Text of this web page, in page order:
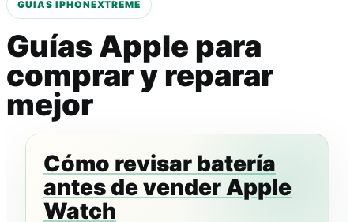
Guías Apple para
comprar y reparar
mejor
Cómo revisar batería
antes de vender Apple
Watch